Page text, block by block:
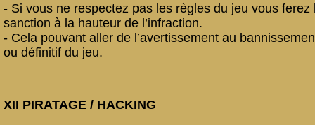
- Si vous ne respectez pas les règles du jeu vous ferez
sanction à la hauteur de l’infraction.
- Cela pouvant aller de l’avertissement au
ou définitif du jeu.
XII PIRATAGE / HACKING